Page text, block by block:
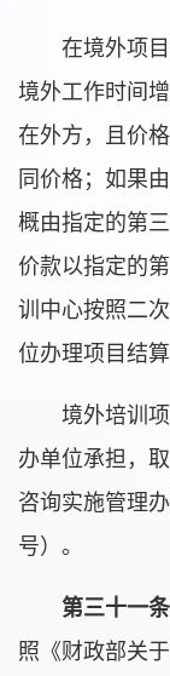
在境外项
境外工作时间
在外方，且价
同价格；如果
概由指定的第
价款以指定的
训中心按照二
位办理项目结算
境外培训
办单位承担，
咨询实施管理
号）。
第三十一条
照《财政部关